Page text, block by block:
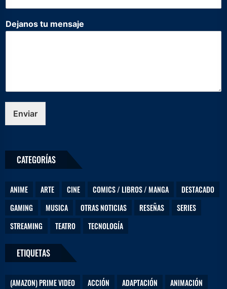
r
o
r
Dejanos tu mensaje
Enviar
CATEGORÍAS
ANIME ARTE CINE COMICS / LIBROS / MANGA
DESTACADO
GAMING
MUSICA OTRAS NOTICIAS RESEÑAS
SERIES
STREAMING
TEATRO TECNOLOGÍA
ETIQUETAS
(AMAZON) PRIME VIDEO ACCIÓN ADAPTACIÓN
ANIMACIÓN